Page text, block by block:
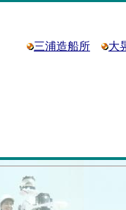
三浦造船所 大